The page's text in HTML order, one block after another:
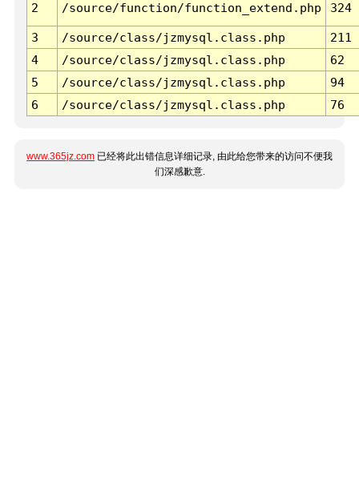
2 /source/function/function_extend.php 324
3 /source/class/jzmysql.class.php
211
4
/source/class/jzmysql.class.php
62
5
/source/class/jzmysql.class.php
94
6
/source/class/jzmysql.class.php 76
www.365jz.com 已经将此出错信息详细记录, 由此给您带来的访问不便我
们深感歉意.